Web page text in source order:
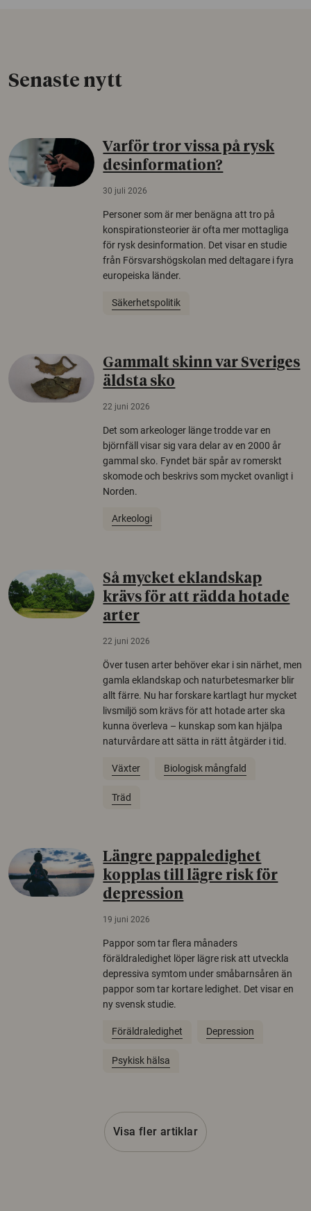
Senaste nytt
Varför tror vissa på rysk
desinformation?
30 juli 2026
Personer som är mer benägna att tro på
konspirationsteorier är ofta mer mottagliga
för rysk desinformation. Det visar en studie
från Försvarshögskolan med deltagare i fyra
europeiska länder.
Säkerhetspolitik
Gammalt skinn var Sveriges
äldsta sko
22 juni 2026
Det som arkeologer länge trodde var en
björnfäll visar sig vara delar av en 2000 år
gammal sko. Fyndet bär spår av romerskt
skomode och beskrivs som mycket ovanligt i
Norden.
Arkeologi
Så mycket eklandskap
krävs för att rädda hotade
arter
22 juni 2026
Över tusen arter behöver ekar i sin närhet, men
gamla eklandskap och naturbetesmarker blir
allt färre. Nu har forskare kartlagt hur mycket
livsmiljö som krävs för att hotade arter ska
kunna överleva – kunskap som kan hjälpa
naturvårdare att sätta in rätt åtgärder i tid.
Växter Biologisk mångfald
Träd
Längre pappaledighet
kopplas till lägre risk för
depression
19 juni 2026
Pappor som tar flera månaders
föräldraledighet löper lägre risk att utveckla
depressiva symtom under småbarnsåren än
pappor som tar kortare ledighet. Det visar en
ny svensk studie.
Föräldraledighet Depression
Psykisk hälsa
Visa fler artiklar